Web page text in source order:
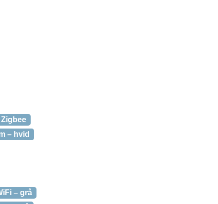
– hvid
– grå